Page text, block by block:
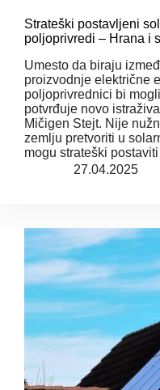
Strateški postavljeni
poljoprivredi – Hrana i
Umesto da biraju
proizvodnje električne
poljoprivrednici bi
potvrđuje novo
Mičigen Stejt. Nije
zemlju pretvoriti u
mogu strateški
27.04.2025